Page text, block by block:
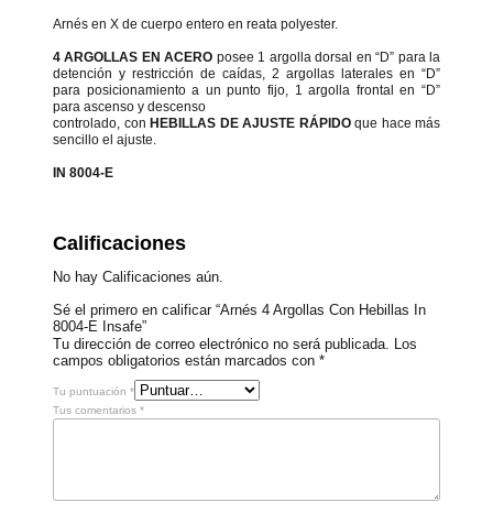
Arnés en X de cuerpo entero en reata polyester.
4 ARGOLLAS EN ACERO posee 1 argolla dorsal en “D” para la
detención y restricción de caídas, 2 argollas laterales en “D”
para posicionamiento a un punto fijo, 1 argolla frontal en “D”
para ascenso y descenso
controlado, con HEBILLAS DE AJUSTE RÁPIDOque hace más
sencillo el ajuste.
IN 8004-E
Calificaciones
No hay Calificaciones aún.
Sé el primero en calificar “Arnés 4 Argollas Con Hebillas In
8004-E Insafe”
Tu dirección de correo electrónico no será publicada. Los
campos obligatorios están marcados con *
Tu puntuación *
Tus comentarios *